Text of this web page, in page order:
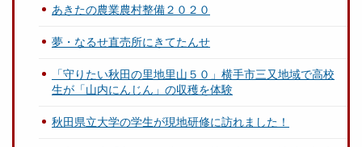
あきたの農業農村整備２０２０
夢・なるせ直売所にきてたんせ
「守りたい秋田の里地里山５０」横手市三又地域で高校
生が「山内にんじん」の収穫を体験
秋田県立大学の学生が現地研修に訪れました！